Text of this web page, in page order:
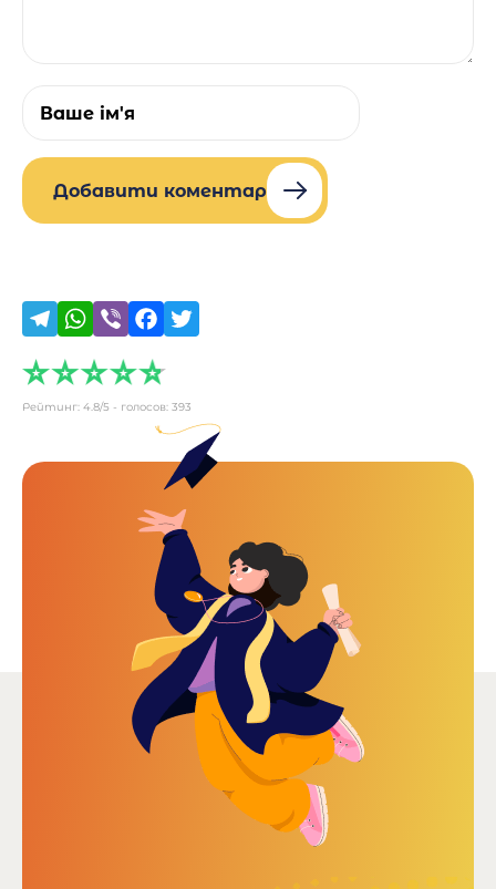
Добавити коментар
Рейтинг: 4.8/5 - голосов: 393